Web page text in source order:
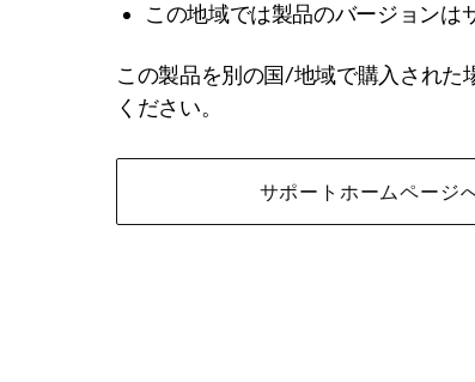
この地域では製品のバージョンは
この製品を別の国/地域で購入された
ください。
サポートホームページ